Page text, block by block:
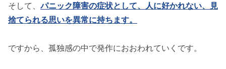
そして、パニック障害の症状として、人に好かれない、見
捨てられる思いを異常に持ちます。
ですから、孤独感の中で発作におおわれていくです。